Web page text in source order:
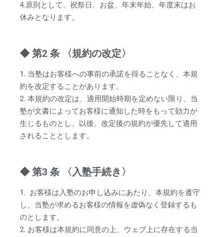
4.原則として、祝祭日、お盆、年末年始、年度末はお
休みとなります。
◆ 第2 条 〈規約の改定〉
1. 当塾はお客様への事前の承諾を得ることなく、本規
約を改定することがあります。
2. 本規約の改定は、適用開始時期を定めない限り、当
塾が文書によってお客様に通知した時をもって効力が
生じるものとし、以後、改定後の規約が優先して適用
されることとします。
◆ 第3 条 〈入塾手続き〉
1. お客様は入塾のお申し込みにあたり、本規約を遵守
し、当塾が求めるお客様の情報を虚偽なく登録するも
のとします。
2. お客様は本規約に同意の上、ウェブ上に存在する当